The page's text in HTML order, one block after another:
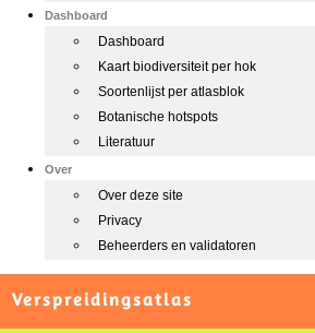
Dashboard
Dashboard
Kaart biodiversiteit per hok
Soortenlijst per atlasblok
Botanische hotspots
Literatuur
Over
Over deze site
Privacy
Beheerders en validatoren
Verspreidingsatlas